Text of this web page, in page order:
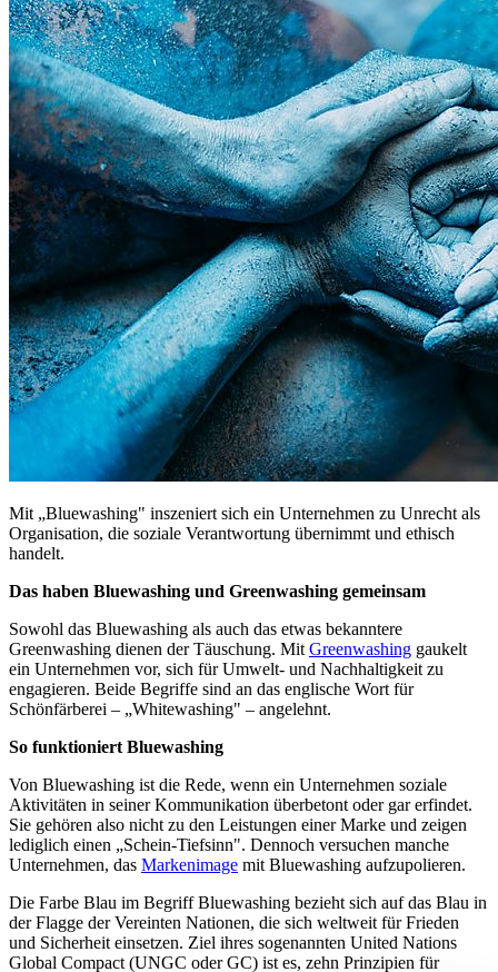
Mit „Bluewashing" inszeniert sich ein Unternehmen zu Unrecht als
Organisation, die soziale Verantwortung übernimmt und ethisch
handelt.
Das haben Bluewashing und Greenwashing gemeinsam
Sowohl das Bluewashing als auch das etwas bekanntere
Greenwashing dienen der Täuschung. Mit Greenwashing gaukelt
ein Unternehmen vor, sich für Umwelt- und Nachhaltigkeit zu
engagieren. Beide Begriffe sind an das englische Wort für
Schönfärberei – „Whitewashing" – angelehnt.
So funktioniert Bluewashing
Von Bluewashing ist die Rede, wenn ein Unternehmen soziale
Aktivitäten in seiner Kommunikation überbetont oder gar erfindet.
Sie gehören also nicht zu den Leistungen einer Marke und zeigen
lediglich einen „Schein-Tiefsinn". Dennoch versuchen manche
Unternehmen, das Markenimage mit Bluewashing aufzupolieren.
Die Farbe Blau im Begriff Bluewashing bezieht sich auf das Blau in
der Flagge der Vereinten Nationen, die sich weltweit für Frieden
und Sicherheit einsetzen. Ziel ihres sogenannten United Nations
Global Compact (UNGC oder GC) ist es, zehn Prinzipien für